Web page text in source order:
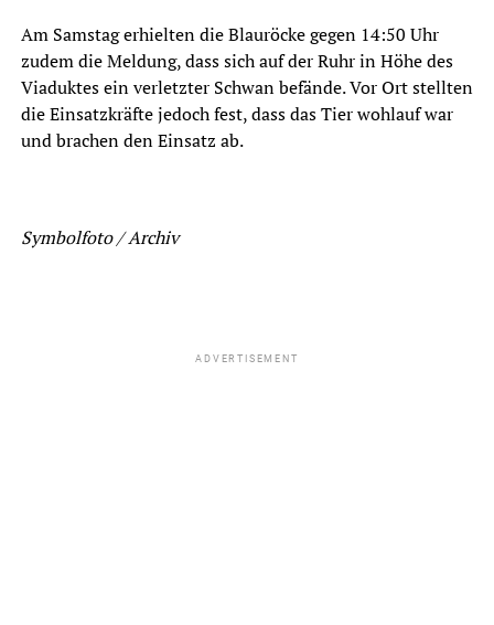
Am Samstag erhielten die Blauröcke gegen 14:50 Uhr
zudem die Meldung, dass sich auf der Ruhr in Höhe des
Viaduktes ein verletzter Schwan befände. Vor Ort stellten
die Einsatzkräfte jedoch fest, dass das Tier wohlauf war
und brachen den Einsatz ab.
Symbolfoto / Archiv
ADVERTISEMENT